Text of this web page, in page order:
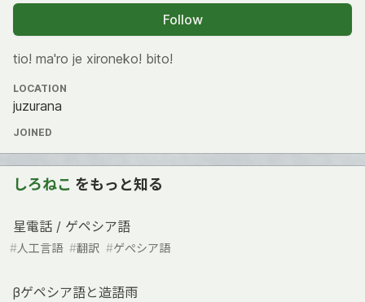
Follow
tio! ma'ro je xironeko! bito!
LOCATION
juzurana
JOINED
しろねこ をもっと知る
星電話 / ゲペシア語
#人工言語 #翻訳 #ゲぺシア語
βゲペシア語と造語雨